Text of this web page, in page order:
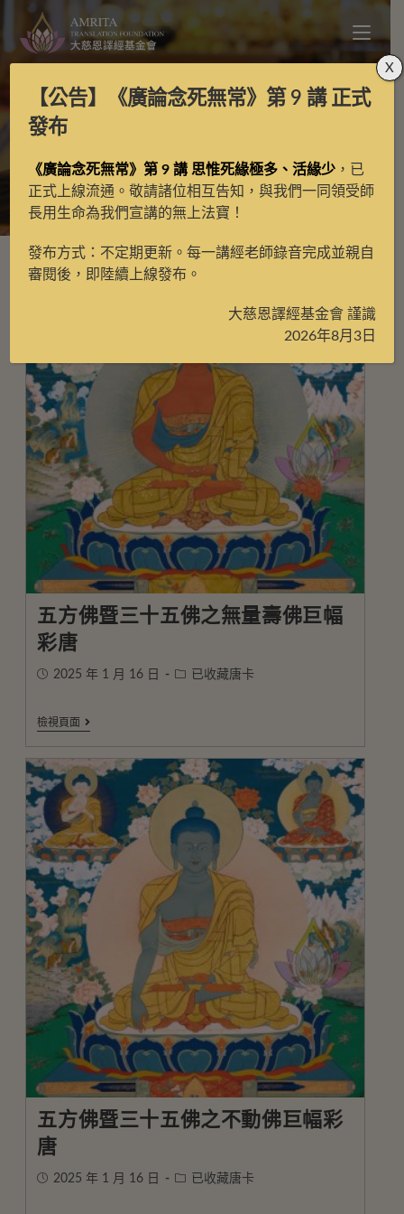
> 彩唐 > 第3頁
五方佛暨三十五佛之無量壽佛巨幅
彩唐
2025 年 1 月 16 日 已收藏唐卡
檢視頁面
五方佛暨三十五佛之不動佛巨幅彩
唐
2025 年 1 月 16 日 已收藏唐卡
【公告】 《廣論念死無常》第 9 講正式
發布
《廣論念死無常》第 9 講 思惟死緣極多、活緣少 ，已
正式上線流通。敬請諸位相互告知，與我們一同領受師
長用生命為我們宣講的無上法寶！
發布方式：不定期更新。每一講經老師錄音完成並親自
審閱後，即陸續上線發布。
大慈恩譯經基金會 謹識
2026年8月3日
X